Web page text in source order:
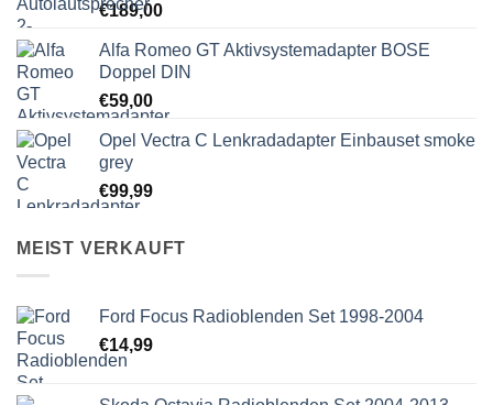
€189,00
Alfa Romeo GT Aktivsystemadapter BOSE
Doppel DIN
€59,00
Opel Vectra C Lenkradadapter Einbauset smoke
grey
€99,99
MEIST VERKAUFT
Ford Focus Radioblenden Set 1998-2004
€14,99